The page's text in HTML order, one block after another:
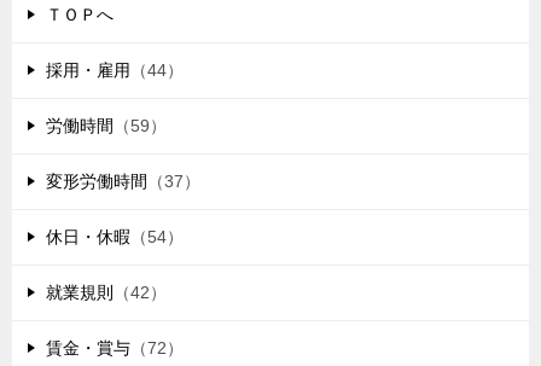
ＴＯＰへ
採用・雇用 （44）
労働時間 （59）
変形労働時間 （37）
休日・休暇 （54）
就業規則 （42）
賃金・賞与 （72）